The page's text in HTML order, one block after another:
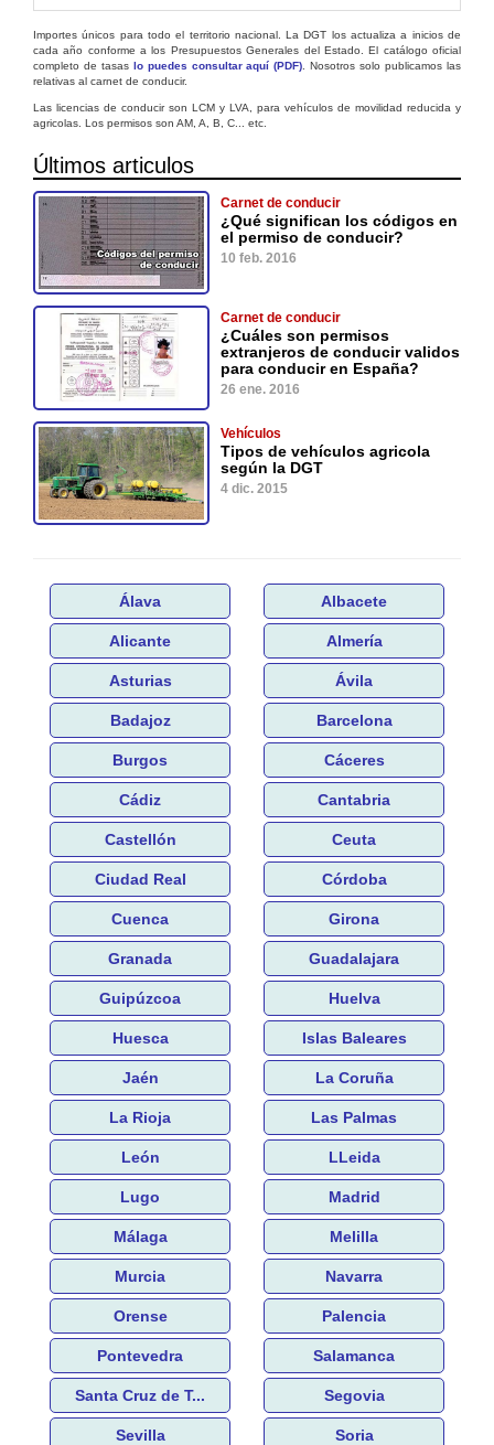
Importes únicos para todo el territorio nacional. La DGT los actualiza a inicios de
cada año conforme a los Presupuestos Generales del Estado. El catálogo oficial
completo de tasas lo puedes consultar aquí (PDF) . Nosotros solo publicamos las
relativas al carnet de conducir.
Las licencias de conducir son LCM y LVA, para vehículos de movilidad reducida y
agricolas. Los permisos son AM, A, B, C... etc.
Últimos articulos
Carnet de conducir
¿Qué significan los códigos en
el permiso de conducir?
10 feb. 2016
Carnet de conducir
¿Cuáles son permisos
extranjeros de conducir validos
para conducir en España?
26 ene. 2016
Vehículos
Tipos de vehículos agricola
según la DGT
4 dic. 2015
Álava Albacete
Alicante Almería
Asturias Ávila
Badajoz Barcelona
Burgos Cáceres
Cádiz Cantabria
Castellón Ceuta
Ciudad Real Córdoba
Cuenca Girona
Granada Guadalajara
Guipúzcoa Huelva
Huesca Islas Baleares
Jaén La Coruña
La Rioja Las Palmas
León LLeida
Lugo Madrid
Málaga Melilla
Murcia Navarra
Orense Palencia
Pontevedra Salamanca
Santa Cruz de T... Segovia
Sevilla Soria